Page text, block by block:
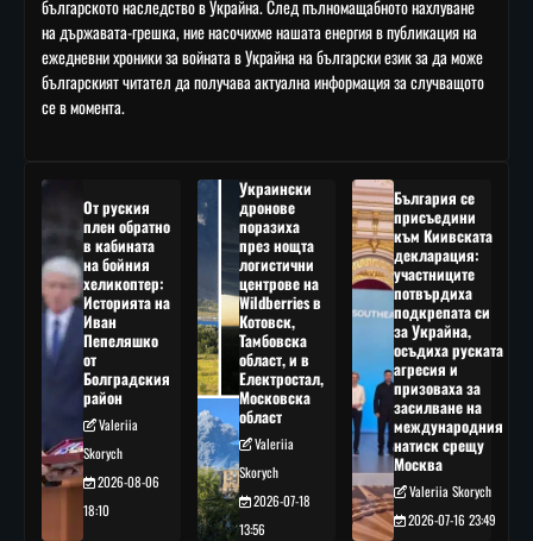
българското наследство в Украйна. След пълномащабното нахлуване
на държавата-грешка, ние насочихме нашата енергия в публикация на
ежедневни хроники за войната в Украйна на български език за да може
българският читател да получава актуална информация за случващото
се в момента.
От руския
плен обратно
в кабината
на бойния
хеликоптер:
Историята на
Иван
Пепеляшко
от
Болградския
район
Valeriia
Skorych
2026-08-06
18:10
Украински
дронове
поразиха
през нощта
логистични
центрове на
Wildberries в
Котовск,
Тамбовска
област, и в
Електростал,
Московска
област
Valeriia
Skorych
2026-07-18
13:56
България се
присъедини
към Киивската
декларация:
участниците
потвърдиха
подкрепата си
за Украйна,
осъдиха руската
агресия и
призоваха за
засилване на
международния
натиск срещу
Москва
Valeriia Skorych
2026-07-16 23:49